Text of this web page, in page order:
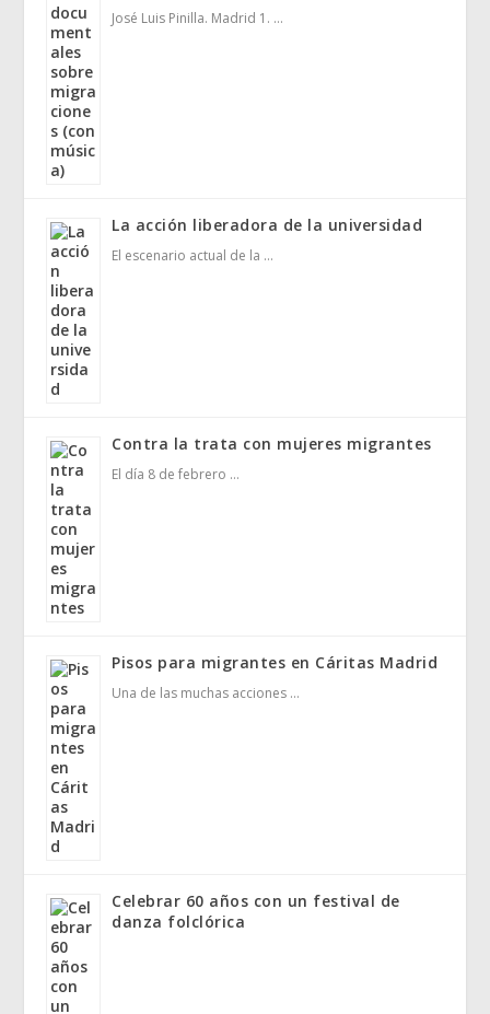
José Luis Pinilla. Madrid 1. …
La acción liberadora de la universidad
El escenario actual de la …
Contra la trata con mujeres migrantes
El día 8 de febrero …
Pisos para migrantes en Cáritas Madrid
Una de las muchas acciones …
Celebrar 60 años con un festival de
danza folclórica